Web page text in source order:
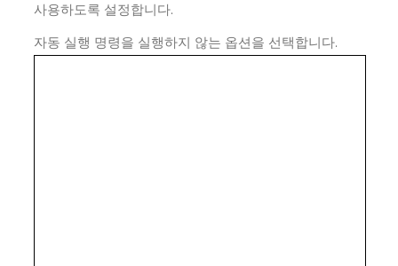
사용하도록 설정합니다.
자동 실행 명령을 실행하지 않는 옵션을 선택합니다.